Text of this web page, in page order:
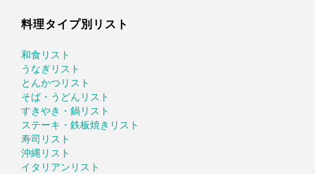
料理タイプ別リスト
和食リスト
うなぎリスト
とんかつリスト
そば・うどんリスト
すきやき・鍋リスト
ステーキ・鉄板焼きリスト
寿司リスト
沖縄リスト
イタリアンリスト